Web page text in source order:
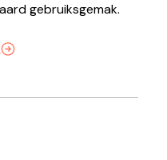
gebruiksgemak.